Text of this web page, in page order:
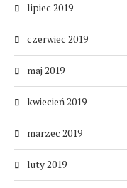
lipiec 2019
czerwiec 2019
maj 2019
kwiecień 2019
marzec 2019
luty 2019